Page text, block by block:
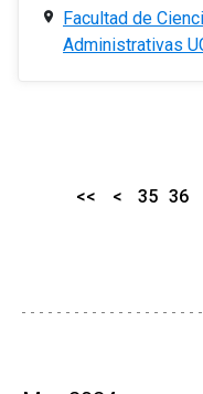
Facultad de
Administrativas
<< < 35 36